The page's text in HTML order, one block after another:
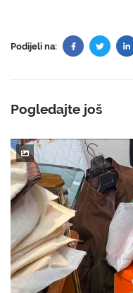
Podijeli na:
Pogledajte još